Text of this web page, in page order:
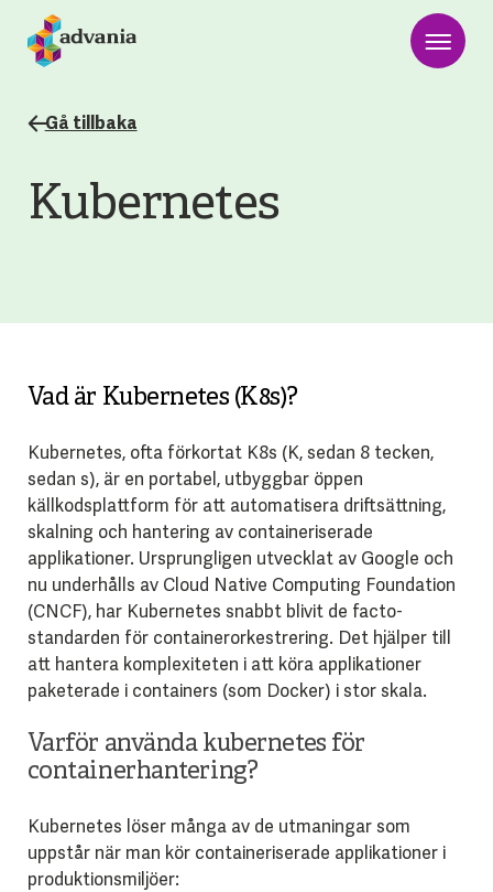
Gå tillbaka
Kubernetes
Vad är Kubernetes (K8s)?
Kubernetes, ofta förkortat K8s (K, sedan 8 tecken,
sedan s), är en portabel, utbyggbar öppen
källkodsplattform för att automatisera driftsättning,
skalning och hantering av containeriserade
applikationer. Ursprungligen utvecklat av Google och
nu underhålls av Cloud Native Computing Foundation
(CNCF), har Kubernetes snabbt blivit de facto-
standarden för containerorkestrering. Det hjälper till
att hantera komplexiteten i att köra applikationer
paketerade i containers (som Docker) i stor skala.
Varför använda kubernetes för
containerhantering?
Kubernetes löser många av de utmaningar som
uppstår när man kör containeriserade applikationer i
produktionsmiljöer: